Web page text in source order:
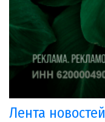
Лента новостей